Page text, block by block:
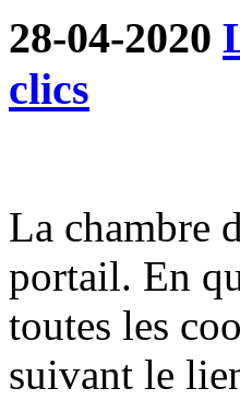
28-04-2020
clics
La chambre
portail. En
toutes les
suivant le